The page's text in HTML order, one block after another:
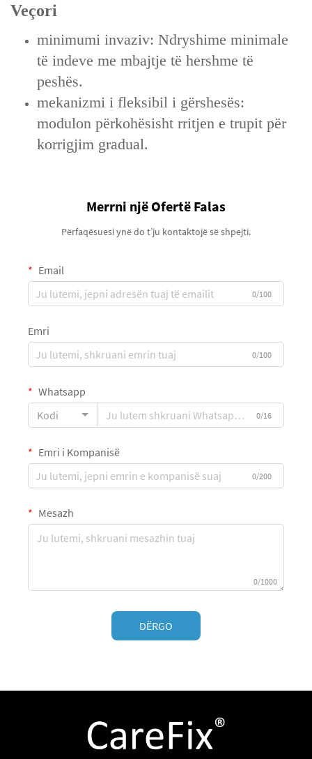
Veçori
minimumi invaziv: Ndryshime minimale
të indeve me mbajtje të hershme të
peshës.
mekanizmi i fleksibil i gërshesës:
modulon përkohësisht rritjen e trupit për
korrigjim gradual.
Merrni një Ofertë Falas
Përfaqësuesi ynë do t’ju kontaktojë së shpejti.
Email
0/100
Emri
0/100
Whatsapp
Kodi
0/16
Emri i Kompanisë
0/200
Mesazh
0/1000
DËRGO